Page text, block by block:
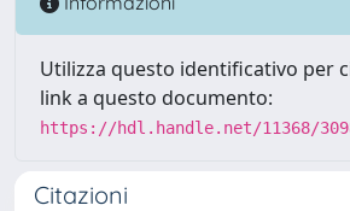
Utilizza questo identificativo per
link a questo documento:
https://hdl.handle.net/11368/
Citazioni